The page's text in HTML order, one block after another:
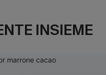
INSIEME